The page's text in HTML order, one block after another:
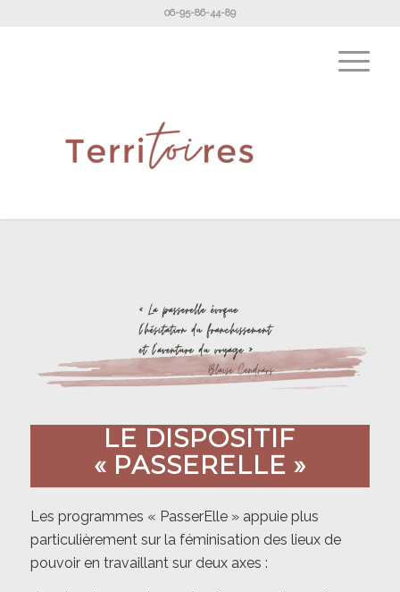
06-95-86-44-89
LE DISPOSITIF
« PASSERELLE »
Les programmes « PasserElle » appuie plus
particulièrement sur la féminisation des lieux de
pouvoir en travaillant sur deux axes :